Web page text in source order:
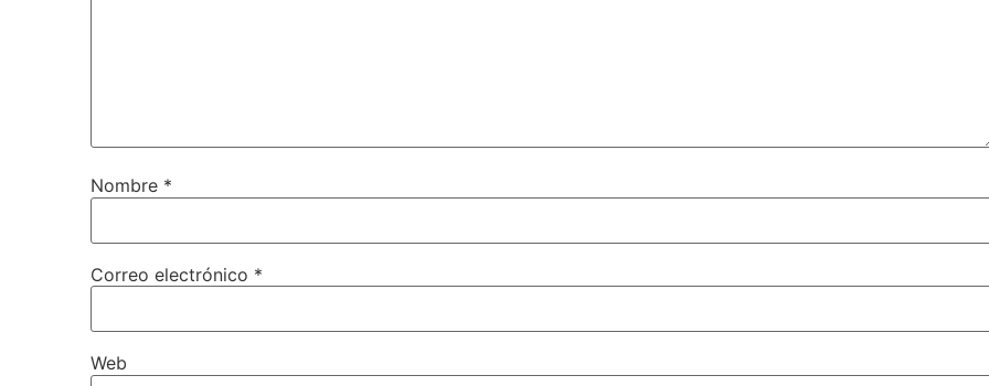
Nombre *
Correo electrónico *
Web